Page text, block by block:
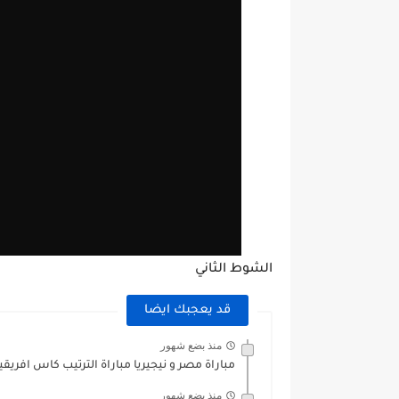
الشوط الثاني
قد يعجبك ايضا
منذ بضع شهور
مباراة مصر و نيجيريا مباراة الترتيب كاس افريقيا
منذ بضع شهور